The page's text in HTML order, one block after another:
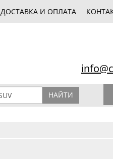
ДОСТАВКА И ОПЛАТА
НАЙТИ